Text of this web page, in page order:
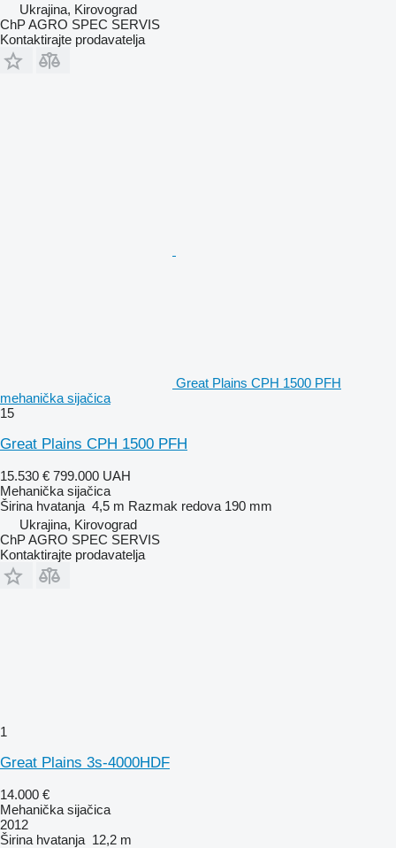
Ukrajina, Kirovograd
ChP AGRO SPEC SERVIS
Kontaktirajte prodavatelja
Great Plains CPH 1500 PFH
mehanička sijačica
15
Great Plains CPH 1500 PFH
15.530 € 799.000 UAH
Mehanička sijačica
Širina hvatanja 4,5 m Razmak redova 190 mm
Ukrajina, Kirovograd
ChP AGRO SPEC SERVIS
Kontaktirajte prodavatelja
1
Great Plains 3s-4000HDF
14.000 €
Mehanička sijačica
2012
Širina hvatanja 12,2 m